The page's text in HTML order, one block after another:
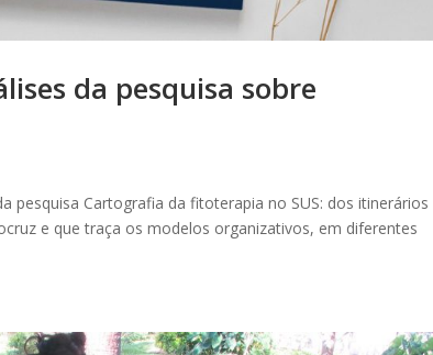
da pesquisa sobre
pesquisa Cartografia da fitoterapia no SUS: dos
e que traça os modelos organizativos, em diferentes